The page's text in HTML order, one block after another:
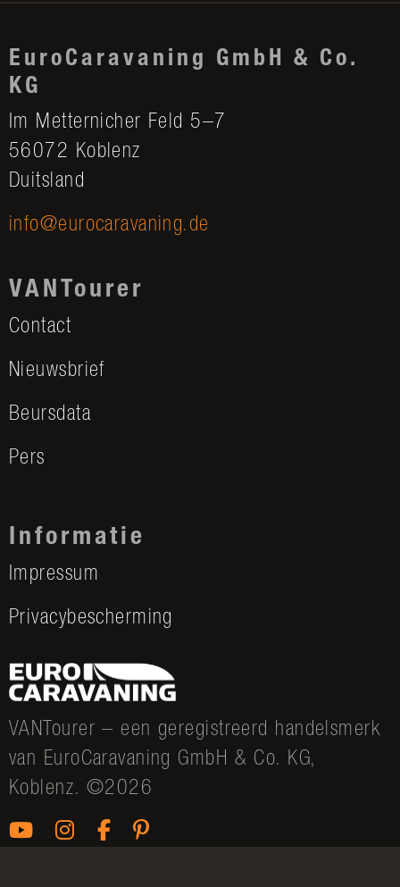
EuroCaravaning GmbH & Co.
KG
Im Metternicher Feld 5–7
56072 Koblenz
Duitsland
info@eurocaravaning.de
VANTourer
Contact
Nieuwsbrief
Beursdata
Pers
Informatie
Impressum
Privacybescherming
VANTourer – een geregistreerd handelsmerk
van EuroCaravaning GmbH & Co. KG,
Koblenz. ©2026